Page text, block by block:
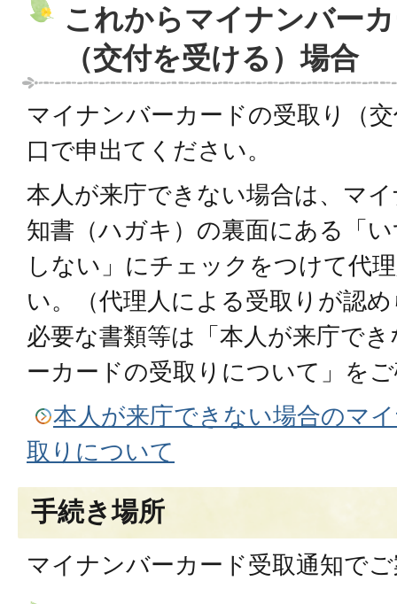
これからマイナンバー
（交付を受ける）場合
マイナンバーカードの受取り（
口で申出てください。
本人が来庁できない場合は、マ
知書（ハガキ）の裏面にある「
しない」にチェックをつけて代
い。（代理人による受取りが認
必要な書類等は「本人が来庁で
ーカードの受取りについて」を
本人が来庁できない場合のマ
取りについて
手続き場所
マイナンバーカード受取通知で